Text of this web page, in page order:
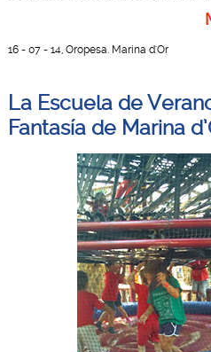
16 - 07 - 14, Oropesa. Marina d'Or
La Escuela de
Fantasía de Marina